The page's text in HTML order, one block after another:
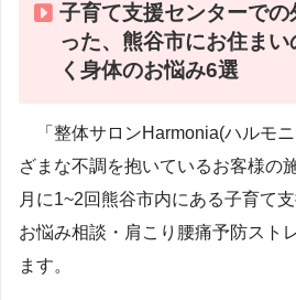
子育て支援センターで
った、熊谷市にお住ま
く身体のお悩み6選
「整体サロンHarmonia(ハルモニ
ざまな不調を抱いているお客様の
月に1~2回熊谷市内にある子育て
お悩み相談・肩こり腰痛予防スト
ます。